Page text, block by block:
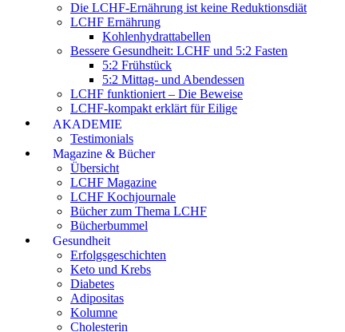
Die LCHF-Ernährung ist keine Reduktionsdiät
LCHF Ernährung
Kohlenhydrattabellen
Bessere Gesundheit: LCHF und 5:2 Fasten
5:2 Frühstück
5:2 Mittag- und Abendessen
LCHF funktioniert – Die Beweise
LCHF-kompakt erklärt für Eilige
AKADEMIE
Testimonials
Magazine & Bücher
Übersicht
LCHF Magazine
LCHF Kochjournale
Bücher zum Thema LCHF
Bücherbummel
Gesundheit
Erfolgsgeschichten
Keto und Krebs
Diabetes
Adipositas
Kolumne
Cholesterin